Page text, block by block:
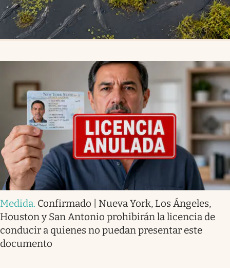
Medida. Confirmado | Nueva York, Los Ángeles,
Houston y San Antonio prohibirán la licencia de
conducir a quienes no puedan presentar este
documento